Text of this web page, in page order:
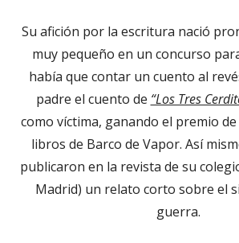
Su afición por la escritura nació
muy pequeño en un concurso
había que contar un cuento al
padre el cuento de “Los Tres
como víctima, ganando el premio
libros de Barco de Vapor. Así
publicaron en la revista de su
Madrid) un relato corto sobre el
guerra.